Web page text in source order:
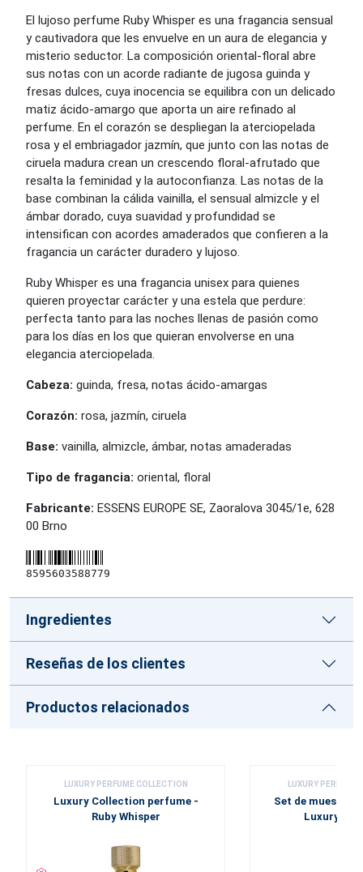
El lujoso perfume Ruby Whisper es una fragancia sensual
y cautivadora que les envuelve en un aura de elegancia y
misterio seductor. La composición oriental-floral abre
sus notas con un acorde radiante de jugosa guinda y
fresas dulces, cuya inocencia se equilibra con un delicado
matiz ácido-amargo que aporta un aire refinado al
perfume. En el corazón se despliegan la aterciopelada
rosa y el embriagador jazmín, que junto con las notas de
ciruela madura crean un crescendo floral-afrutado que
resalta la feminidad y la autoconfianza. Las notas de la
base combinan la cálida vainilla, el sensual almizcle y el
ámbar dorado, cuya suavidad y profundidad se
intensifican con acordes amaderados que confieren a la
fragancia un carácter duradero y lujoso.
Ruby Whisper es una fragancia unisex para quienes
quieren proyectar carácter y una estela que perdure:
perfecta tanto para las noches llenas de pasión como
para los días en los que quieran envolverse en una
elegancia aterciopelada.
Cabeza: guinda, fresa, notas ácido-amargas
Corazón: rosa, jazmín, ciruela
Base: vainilla, almizcle, ámbar, notas amaderadas
Tipo de fragancia: oriental, floral
Fabricante: ESSENS EUROPE SE, Zaoralova 3045/1e, 628
00 Brno
8595603588779
Ingredientes
Reseñas de los clientes
Productos relacionados
LUXURY PERFUME COLLECTION
Luxury Collection perfume -
Ruby Whisper
LUXURY
Set de muestras
Luxury